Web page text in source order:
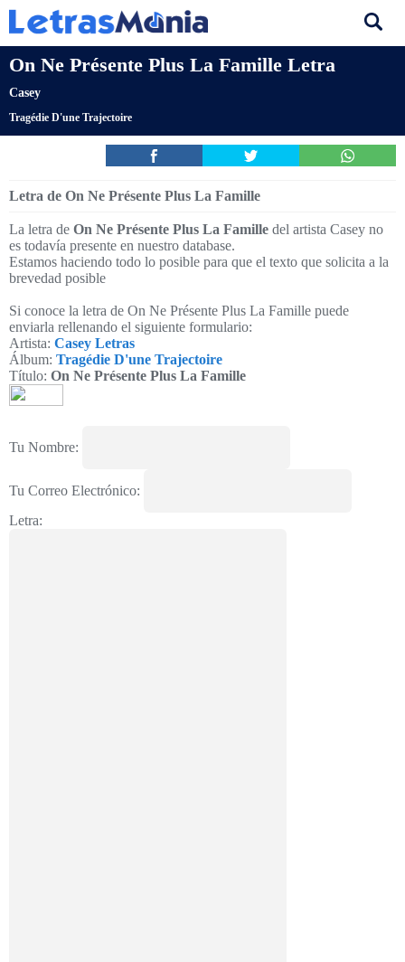
On Ne Présente Plus La Famille Letra
Casey
Tragédie D'une Trajectoire
Letra de On Ne Présente Plus La Famille
La letra de On Ne Présente Plus La Famille del artista Casey no
es todavía presente en nuestro database.
Estamos haciendo todo lo posible para que el texto que solicita a la
brevedad posible
Si conoce la letra de On Ne Présente Plus La Famille puede
enviarla rellenando el siguiente formulario:
Artista: Casey Letras
Álbum: Tragédie D'une Trajectoire
Título: On Ne Présente Plus La Famille
Tu Nombre:
Tu Correo Electrónico:
Letra: